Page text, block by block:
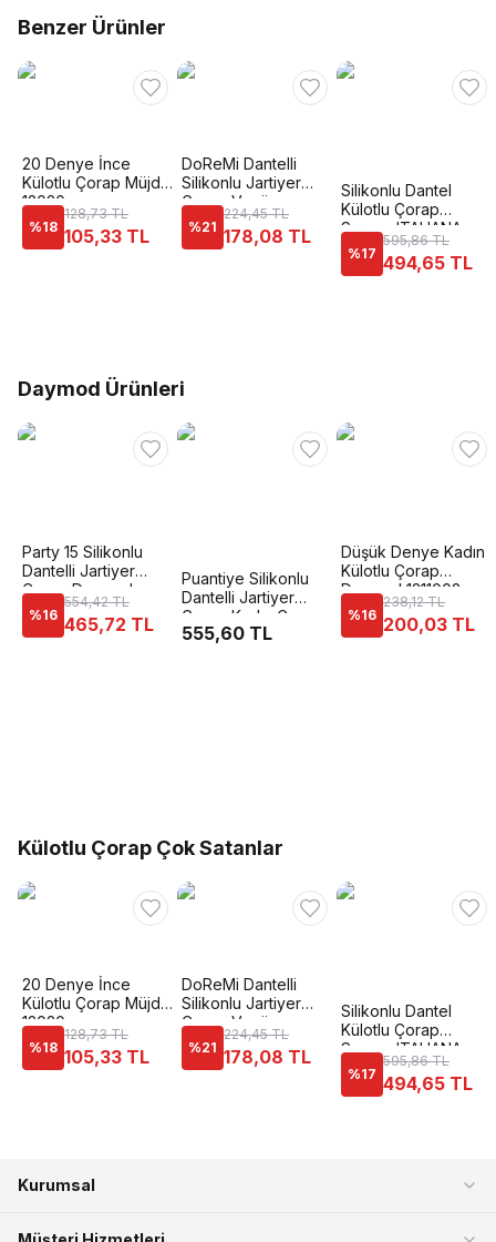
Benzer Ürünler
20 Denye İnce
Külotlu Çorap Müjde
12020
%18
128,73 TL
105,33 TL
DoReMi Dantelli
Silikonlu Jartiyer
Çorap Venüs
%21
224,45 TL
178,08 TL
Silikonlu Dantel
Külotlu Çorap
Somon ITALIANA
1836
%17
595,86 TL
494,65 TL
Daymod Ürünleri
Party 15 Silikonlu
Dantelli Jartiyer
Çorap Daymod
D1311003
%16
554,42 TL
465,72 TL
Puantiye Silikonlu
Dantelli Jartiyer
Çorap Kadın Çorap
Daymod 1321010
555,60 TL
Düşük Denye Kadın
Külotlu Çorap
Daymod 1311002
%16
238,12 TL
200,03 TL
Külotlu Çorap Çok Satanlar
20 Denye İnce
Külotlu Çorap Müjde
12020
%18
128,73 TL
105,33 TL
DoReMi Dantelli
Silikonlu Jartiyer
Çorap Venüs
%21
224,45 TL
178,08 TL
Silikonlu Dantel
Külotlu Çorap
Somon ITALIANA
1836
%17
595,86 TL
494,65 TL
Kurumsal